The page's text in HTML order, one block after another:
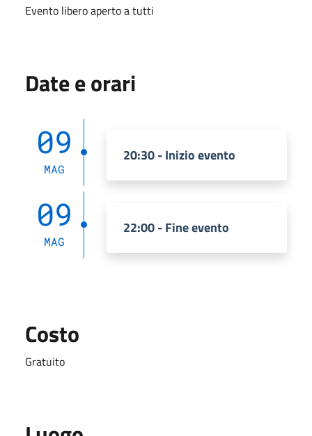
Evento libero aperto a tutti
Date e orari
09
MAG
20:30 - Inizio evento
09
MAG
22:00 - Fine evento
Costo
Gratuito